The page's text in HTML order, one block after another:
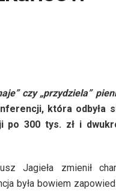
czy „przydziela”
która odbyła
po 300 tys. zł i
Jagieła zmienił
była bowiem